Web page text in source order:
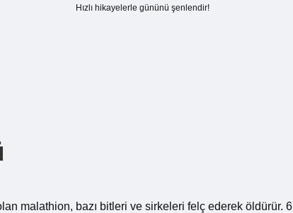
Hızlı hikayelerle gününü şenlendir!
malathion, bazı bitleri ve sirkeleri felç ederek öldürür. 6